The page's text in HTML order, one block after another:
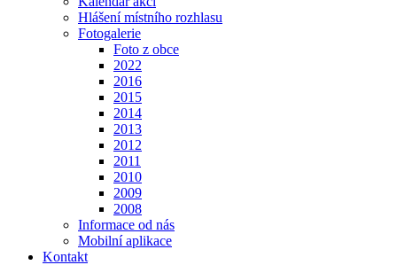
Hlášení místního rozhlasu
Fotogalerie
Foto z obce
2022
2016
2015
2014
2013
2012
2011
2010
2009
2008
Informace od nás
Mobilní aplikace
Kontakt